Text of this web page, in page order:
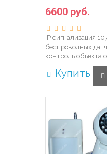
6600 руб.
IP сигнализация
беспроводных
контроль объекта
Купить